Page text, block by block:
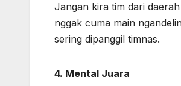
Jangan kira tim dari
nggak cuma main
sering dipanggil timnas.
4. Mental Juara